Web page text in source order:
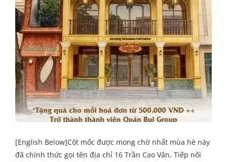
[English Below]Cột mốc được mong chờ nhất mùa hè này
đã chính thức gọi tên địa chỉ 16 Trần Cao Vân. Tiếp nối